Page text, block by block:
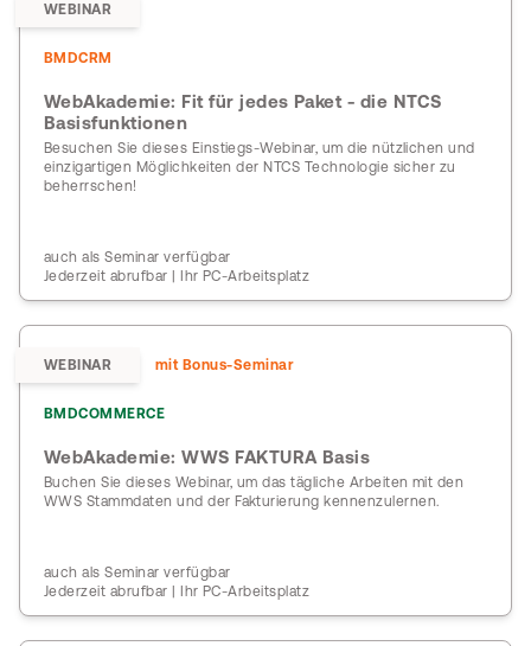
WEBINAR
BMDCRM
WebAkademie: Fit für jedes Paket - die NTCS
Basisfunktionen
Besuchen Sie dieses Einstiegs-Webinar, um die nützlichen und
einzigartigen Möglichkeiten der NTCS Technologie sicher zu
beherrschen!
auch als Seminar verfügbar
Jederzeit abrufbar | Ihr PC-Arbeitsplatz
WEBINAR mit Bonus-Seminar
BMDCOMMERCE
WebAkademie: WWS FAKTURA Basis
Buchen Sie dieses Webinar, um das tägliche Arbeiten mit den
WWS Stammdaten und der Fakturierung kennenzulernen.
auch als Seminar verfügbar
Jederzeit abrufbar | Ihr PC-Arbeitsplatz